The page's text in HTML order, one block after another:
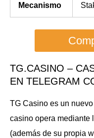
Mecanismo
TG.CASINO –
EN TELEGRAM
TG Casino es un
casino opera mediante
(además de su propia